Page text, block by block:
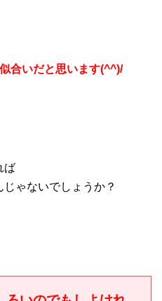
合いだと思います(^^)/
ば
ゃないでしょうか？